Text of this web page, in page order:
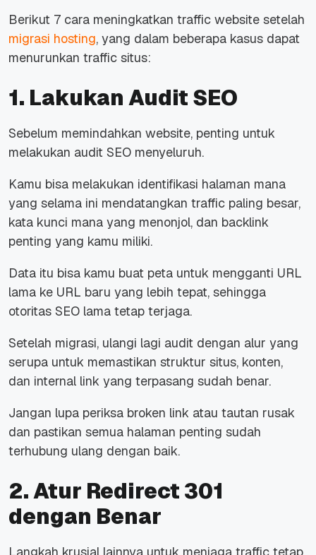
Berikut 7 cara meningkatkan traffic website setelah
migrasi hosting, yang dalam beberapa kasus dapat
menurunkan traffic situs:
1. Lakukan Audit SEO
Sebelum memindahkan website, penting untuk
melakukan audit SEO menyeluruh.
Kamu bisa melakukan identifikasi halaman mana
yang selama ini mendatangkan traffic paling besar,
kata kunci mana yang menonjol, dan backlink
penting yang kamu miliki.
Data itu bisa kamu buat peta untuk mengganti URL
lama ke URL baru yang lebih tepat, sehingga
otoritas SEO lama tetap terjaga.
Setelah migrasi, ulangi lagi audit dengan alur yang
serupa untuk memastikan struktur situs, konten,
dan internal link yang terpasang sudah benar.
Jangan lupa periksa broken link atau tautan rusak
dan pastikan semua halaman penting sudah
terhubung ulang dengan baik.
2. Atur Redirect 301
dengan Benar